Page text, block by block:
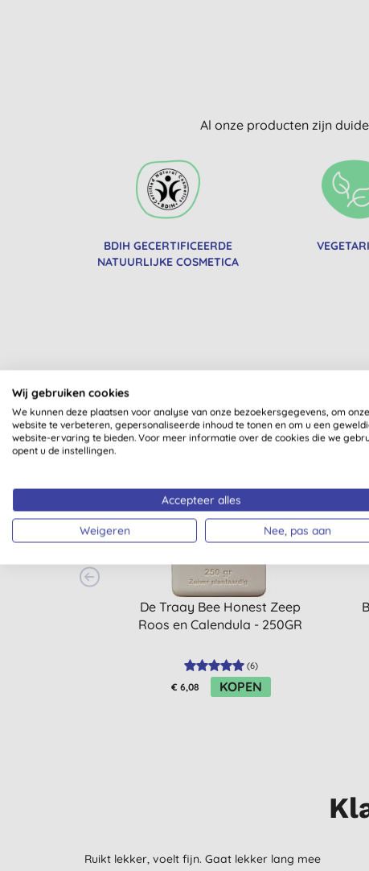
Al onze producten zijn
BDIH GECERTIFICEERDE
NATUURLIJKE COSMETICA
De Traay Bee Honest Zeep
Roos en Calendula - 250GR
(6)
€ 6,08 KOPEN
Ruikt lekker, voelt fijn. Gaat lekker lang mee
Wij gebruiken cookies
We kunnen deze plaatsen voor analyse van onze bezoekersgegevens, om onze
website te verbeteren, gepersonaliseerde inhoud te tonen en om u een
website-ervaring te bieden. Voor meer informatie over de cookies die we
opent u de instellingen.
Accepteer alles
Weigeren Nee, pas aan